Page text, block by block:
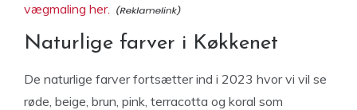
vægmaling her.
Naturlige farver i Køkkenet
De naturlige farver fortsætter ind i 2023 hvor vi vil se
røde, beige, brun, pink, terracotta og koral som